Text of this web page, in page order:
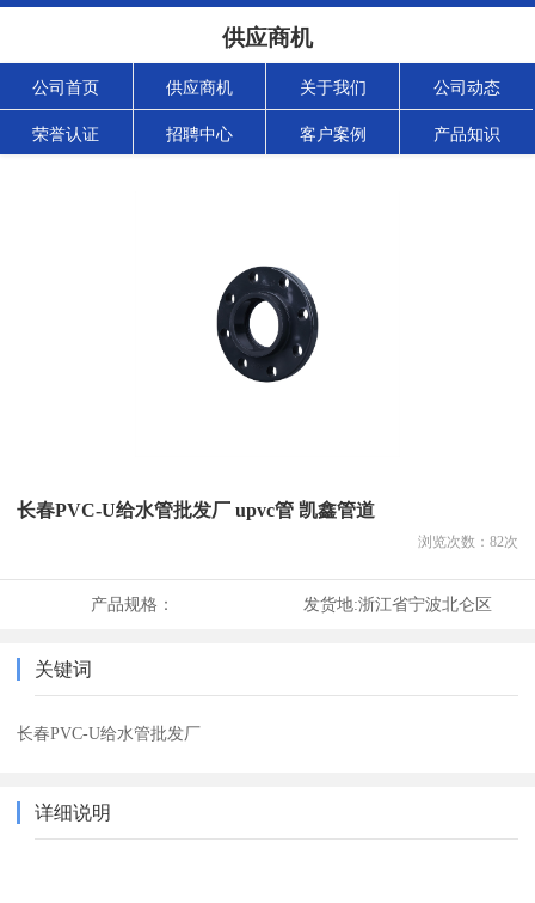
供应商机
公司首页 供应商机 关于我们 公司动态
荣誉认证 招聘中心 客户案例 产品知识
长春PVC-U给水管批发厂 upvc管 凯鑫管道
浏览次数： 82次
产品规格： 发货地:浙江省宁波北仑区
关键词
长春PVC-U给水管批发厂
详细说明